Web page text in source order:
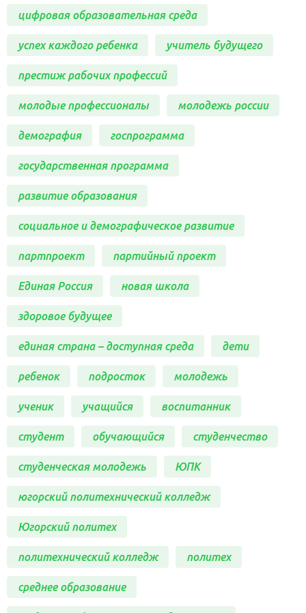
цифровая образовательная среда
успех каждого ребенка учитель будущего
престиж рабочих профессий
молодые профессионалы молодежь россии
демография госпрограмма
государственная программа
развитие образования
социальное и демографическое развитие
партпроект партийный проект
Единая Россия новая школа
здоровое будущее
единая страна – доступная среда дети
ребенок подросток молодежь
ученик учащийся воспитанник
студент обучающийся студенчество
студенческая молодежь ЮПК
югорский политехнический колледж
Югорский политех
политехнический колледж политех
среднее образование